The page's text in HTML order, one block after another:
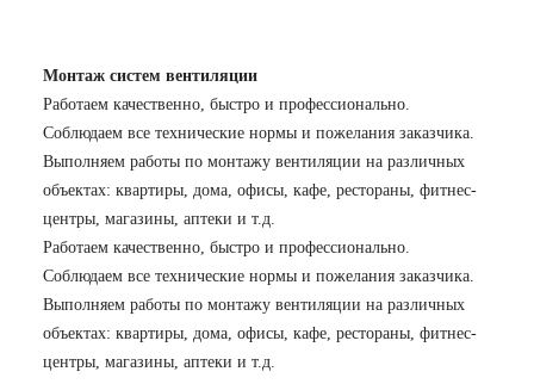
Монтаж систем вентиляции
Работаем качественно, быстро и профессионально.
Соблюдаем все технические нормы и пожелания заказчика.
Выполняем работы по монтажу вентиляции на различных
объектах: квартиры, дома, офисы, кафе, рестораны, фитнес-
центры, магазины, аптеки и т.д.
Работаем качественно, быстро и профессионально.
Соблюдаем все технические нормы и пожелания заказчика.
Выполняем работы по монтажу вентиляции на различных
объектах: квартиры, дома, офисы, кафе, рестораны, фитнес-
центры, магазины, аптеки и т.д.